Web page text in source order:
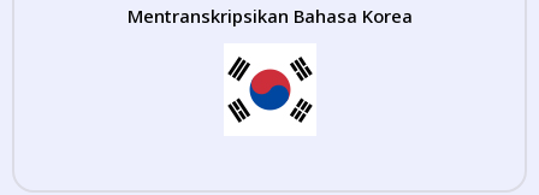
Mentranskripsikan Bahasa Korea